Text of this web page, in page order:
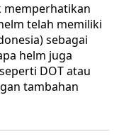
memperhatikan
telah memiliki
sebagai
helm juga
DOT atau
tambahan